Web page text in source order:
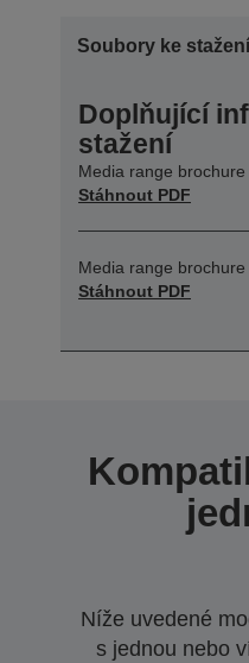
Soubory ke stažení
Doplňující
stažení
Media range brochure
Stáhnout PDF
Media range brochure
Stáhnout PDF
Níže uvedené
s jednou nebo